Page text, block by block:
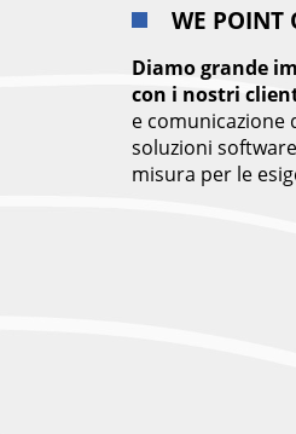
WE POINT
Diamo grande
con i nostri
e comunicazione
soluzioni
misura per le